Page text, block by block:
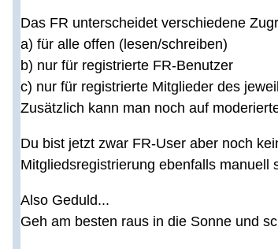
Das FR unterscheidet verschiedene
a) für alle offen (lesen/schreiben)
b) nur für registrierte FR-Benutzer
c) nur für registrierte Mitglieder des
Zusätzlich kann man noch auf
Du bist jetzt zwar FR-User aber noch
Mitgliedsregistrierung ebenfalls manuell
Also Geduld...
Geh am besten raus in die Sonne und